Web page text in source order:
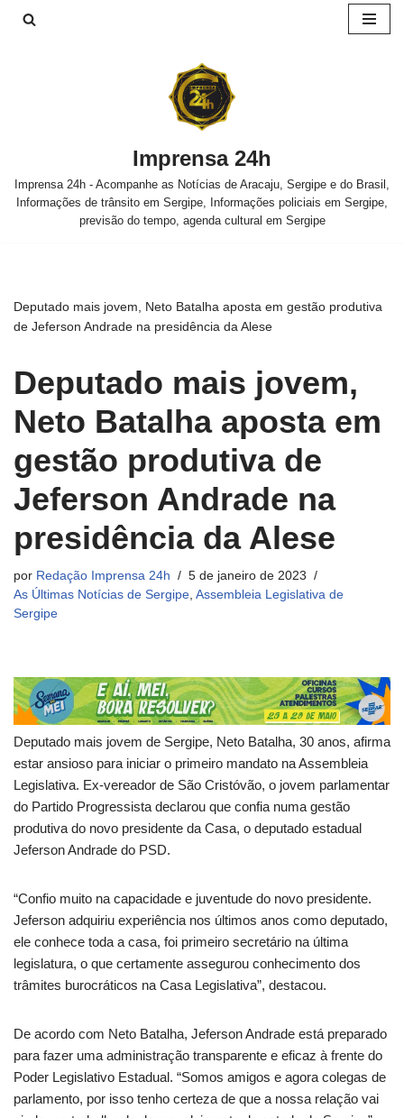
Imprensa 24h
Imprensa 24h - Acompanhe as Notícias de Aracaju, Sergipe e do Brasil,
Informações de trânsito em Sergipe, Informações policiais em Sergipe,
previsão do tempo, agenda cultural em Sergipe
Deputado mais jovem, Neto Batalha aposta em gestão produtiva
de Jeferson Andrade na presidência da Alese
Deputado mais jovem,
Neto Batalha aposta em
gestão produtiva de
Jeferson Andrade na
presidência da Alese
por Redação Imprensa 24h
5 de janeiro de 2023
As Últimas Notícias de Sergipe, Assembleia Legislativa de
Sergipe
Deputado mais jovem de Sergipe, Neto Batalha, 30 anos, afirma
estar ansioso para iniciar o primeiro mandato na Assembleia
Legislativa. Ex-vereador de São Cristóvão, o jovem parlamentar
do Partido Progressista declarou que confia numa gestão
produtiva do novo presidente da Casa, o deputado estadual
Jeferson Andrade do PSD.
“Confio muito na capacidade e juventude do novo presidente.
Jeferson adquiriu experiência nos últimos anos como deputado,
ele conhece toda a casa, foi primeiro secretário na última
legislatura, o que certamente assegurou conhecimento dos
trâmites burocráticos na Casa Legislativa”, destacou.
De acordo com Neto Batalha, Jeferson Andrade está preparado
para fazer uma administração transparente e eficaz à frente do
Poder Legislativo Estadual. “Somos amigos e agora colegas de
parlamento, por isso tenho certeza de que a nossa relação vai